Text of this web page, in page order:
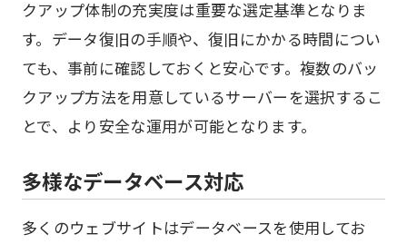
クアップ体制の充実度は重要な選定基準となりま
す。データ復旧の手順や、復旧にかかる時間につい
ても、事前に確認しておくと安心です。複数のバッ
クアップ方法を用意しているサーバーを選択するこ
とで、より安全な運用が可能となります。
多様なデータベース対応
多くのウェブサイトはデータベースを使用してお